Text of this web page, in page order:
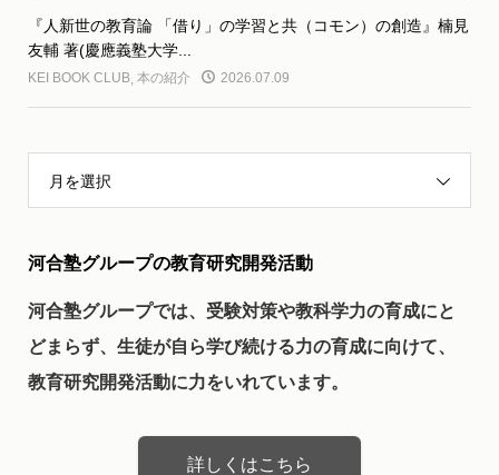
『人新世の教育論 「借り」の学習と共（コモン）の創造』楠見
友輔 著(慶應義塾大学...
KEI BOOK CLUB, 本の紹介 2026.07.09
月を選択
河合塾グループの教育研究開発活動
河合塾グループでは、受験対策や教科学力の育成にと
どまらず、生徒が自ら学び続ける力の育成に向けて、
教育研究開発活動に力をいれています。
詳しくはこちら